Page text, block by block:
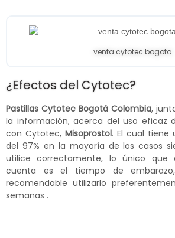
venta cytotec bogota
¿Efectos del Cytotec?
Pastillas Cytotec Bogotá Colombia,
la información, acerca del uso eficaz
con Cytotec, Misoprostol. El cual tiene
del 97% en la mayoría de los casos
utilice correctamente, lo único que
cuenta es el tiempo de
recomendable utilizarlo
semanas .